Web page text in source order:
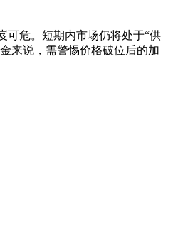
可危。短期内市场仍将处于“供
来说，需警惕价格破位后的加